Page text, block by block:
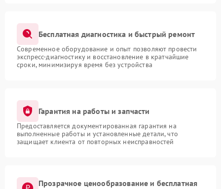
Бесплатная диагностика и быстрый ремонт
Современное оборудование и опыт позволяют провести
экспресс-диагностику и восстановление в кратчайшие
сроки, минимизируя время без устройства
Гарантия на работы и запчасти
Предоставляется документированная гарантия на
выполненные работы и установленные детали, что
защищает клиента от повторных неисправностей
Прозрачное ценообразование и бесплатная